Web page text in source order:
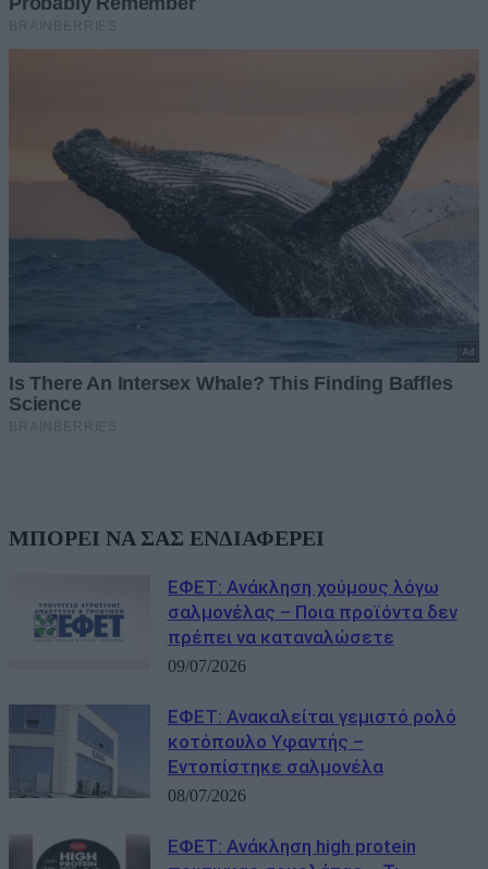
ΜΠΟΡΕΙ ΝΑ ΣΑΣ ΕΝΔΙΑΦΕΡΕΙ
ΕΦΕΤ: Ανάκληση χούμους λόγω
σαλμονέλας – Ποια προϊόντα δεν
πρέπει να καταναλώσετε
09/07/2026
ΕΦΕΤ: Ανακαλείται γεμιστό ρολό
κοτόπουλο Υφαντής –
Εντοπίστηκε σαλμονέλα
08/07/2026
ΕΦΕΤ: Ανάκληση high protein